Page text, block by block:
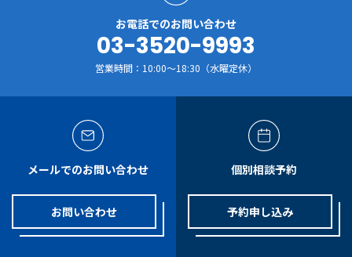
お電話でのお問い合わせ
03-3520-9993
営業時間：10:00～18:30（水曜定休）
メールでのお問い合わせ
お問い合わせ
個別相談予約
予約申し込み